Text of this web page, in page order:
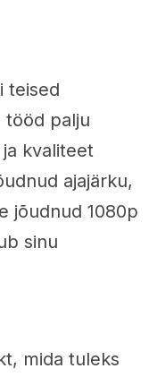
teised
tööd palju
kvaliteet
ajajärku,
jõudnud 1080p
sinu
mida tuleks